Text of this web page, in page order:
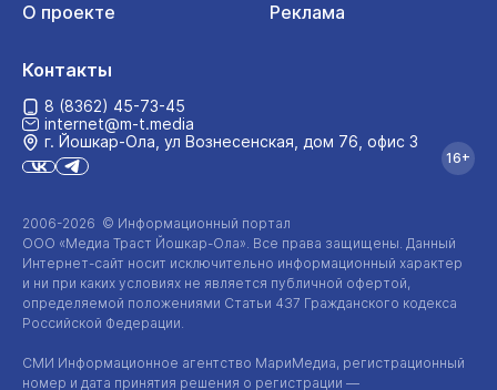
О проекте
Реклама
2006-2026 © Информационный портал
ООО «Медиа Траст Йошкар-Ола». Все права защищены. Данный
Интернет-сайт носит исключительно информационный характер
и ни при каких условиях не является публичной офертой,
определяемой положениями Статьи 437 Гражданского кодекса
Российской Федерации.
СМИ Информационное агентство МариМедиа, регистрационный
номер и дата принятия решения о регистрации —
Контакты
8 (8362) 45-73-45
internet@m-t.media
г. Йошкар‑Ола, ул Вознесенская, дом 76, офис 3
16+